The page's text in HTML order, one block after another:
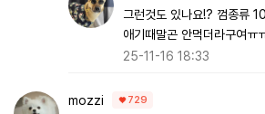
그런것도 있나요!? 껌종류
애기때말곤 안먹더라구여ㅠ
25-11-16 18:33
mozzi 729